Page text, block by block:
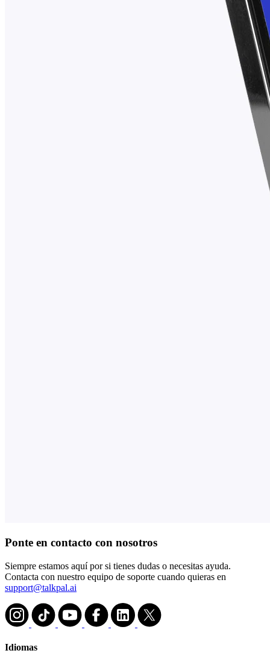
Ponte en contacto con nosotros
Siempre estamos aquí por si tienes dudas o necesitas ayuda.
Contacta con nuestro equipo de soporte cuando quieras en
support@talkpal.ai
Idiomas